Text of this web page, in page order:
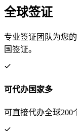
全球签证
专业签证团队为您
国签证。
可代办国家多
可直接代办全球200